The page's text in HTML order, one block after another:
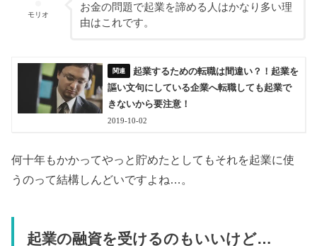
モリオ
お金の問題で起業を諦める人はかなり多い理
由はこれです。
起業するための転職は間違い？！起業を
謳い文句にしている企業へ転職しても起業で
きないから要注意！
2019-10-02
何十年もかかってやっと貯めたとしてもそれを起業に使
うのって結構しんどいですよね…。
起業の融資を受けるのもいいけど…